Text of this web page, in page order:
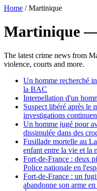
Home /Martinique
Martinique
The latest crime news from
violence, courts and more.
Un homme recherché
la BAC
Interpellation d'un
Suspect libéré après le
investigations
Un homme jugé pour
dissimulée dans des
Fusillade mortelle au
enfant entre la vie et la
Fort-de-France : deux
Police nationale en
Fort-de-France : un
abandonne son arme